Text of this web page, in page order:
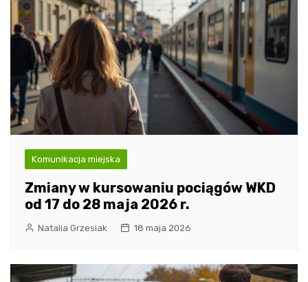
Komunikacja miejska
Zmiany w kursowaniu pociągów WKD
od 17 do 28 maja 2026 r.
Natalia Grzesiak 18 maja 2026